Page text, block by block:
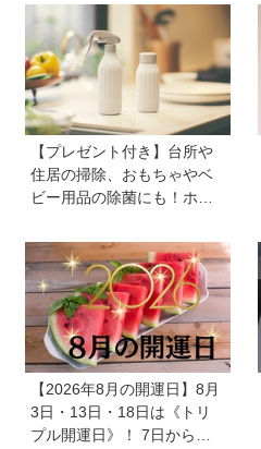
【プレゼント付き】台所や
住居の掃除、おもちゃやベ
ビー用品の除菌にも！ホタ
ーナー「Shell we clean?」
【2026年8月の開運日】8月
3日・13日・18日は《トリ
プル開運日》！ 7日から